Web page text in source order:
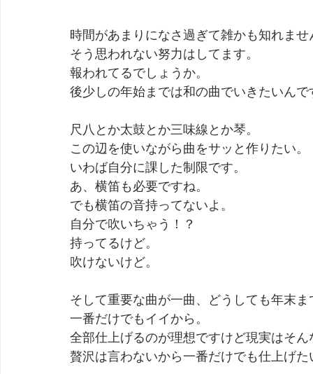
時間があまりになさ過ぎて雑かも知れませ
そう思われない努力はしてます。
報われてるでしょうか。
後少しの年始までは和の曲でいきたいんで
尺八とか太鼓とか三味線とか琴。
この辺を使いながら曲をサッと作りたい。
いわば自分に課した制限です。
あ、横笛も必要ですね。
でも横笛の音持ってないよ。
自分で吹いちゃう！？
持ってるけど。
吹けないけど。
そして重要な曲が一曲、どうしても年末
一番だけでもイイから。
全部仕上げるのが理想ですけど現実はそ
贅沢は言わないから一番だけでも仕上げた